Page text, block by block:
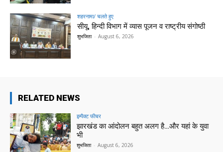
शहरनामा/ चलते हुए
सीयू, हिन्दी विभाग में व्यास पूजन व राष्ट्रीय संगोष्ठी
शुभजिता - August 6, 2026
RELATED NEWS
इम्पैक्ट फीचर
झारखंड का आंदोलन बहुत अलग है…और यहां के युवा
भी
शुभजिता - August 6, 2026